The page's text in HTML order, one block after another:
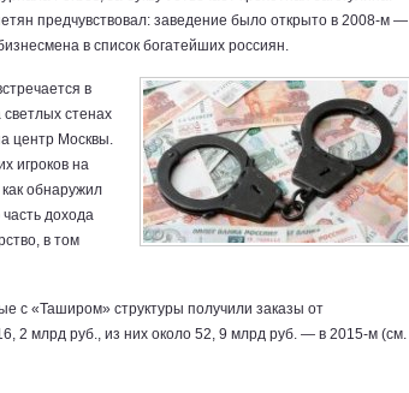
предчувствовал: заведение было открыто в 2008-м —
в список богатейших россиян.
в
стенах
центр Москвы.
игроков на
обнаружил
дохода
в ​​том
с «Таширом» структуры получили заказы от
2 млрд руб., из них около 52, 9 млрд руб. — в 2015-м (см.